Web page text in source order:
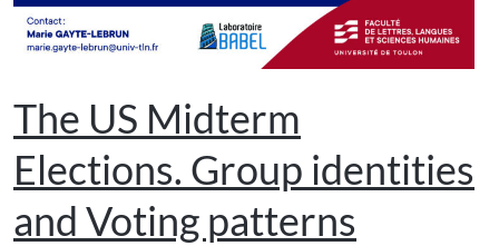
The US Midterm
Elections. Group identities
and Voting patterns